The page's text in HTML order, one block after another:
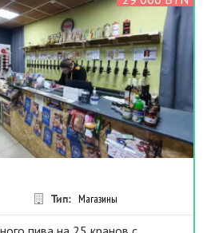
Тип: Магазины